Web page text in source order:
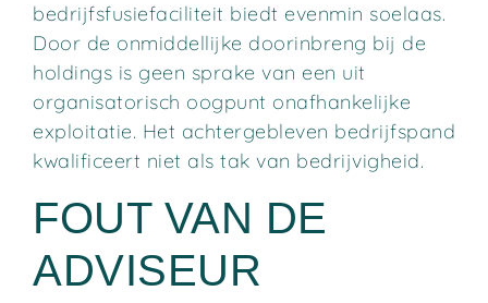
bedrijfsfusiefaciliteit biedt evenmin soelaas.
Door de onmiddellijke doorinbreng bij de
holdings is geen sprake van een uit
organisatorisch oogpunt onafhankelijke
exploitatie. Het achtergebleven bedrijfspand
kwalificeert niet als tak van bedrijvigheid.
FOUT VAN DE
ADVISEUR